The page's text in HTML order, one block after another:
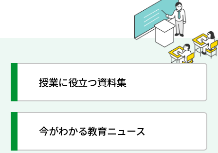
授業に役立つ資料集
今がわかる教育ニュース